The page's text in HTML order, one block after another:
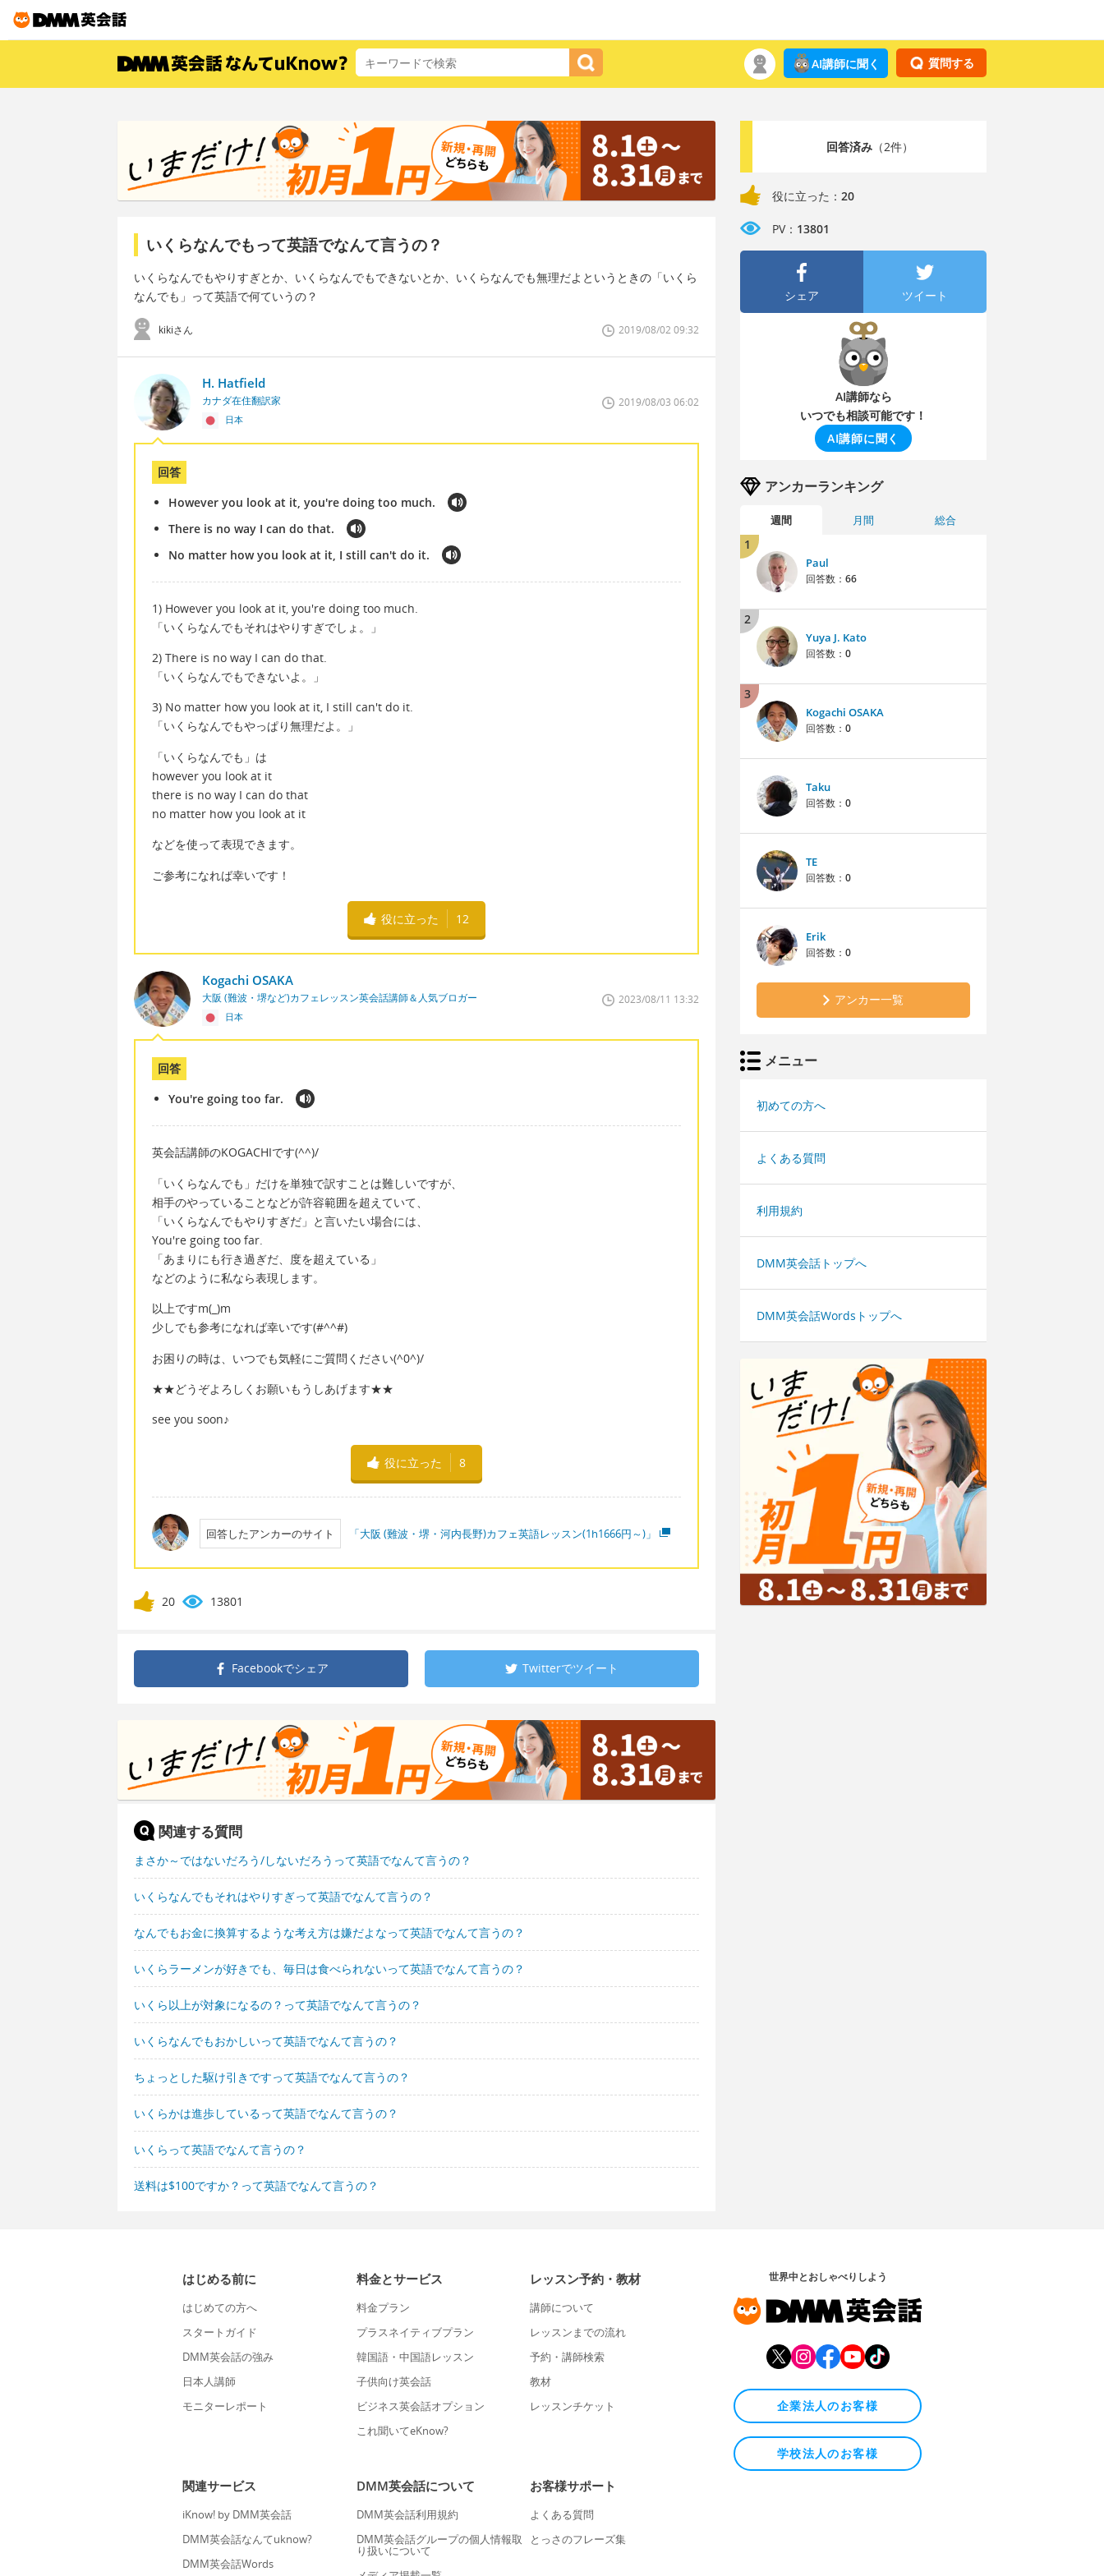
質問する
AI講師に聞く
いくらなんでもって英語でなんて言うの？
いくらなんでもやりすぎとか、いくらなんでもできないとか、いくらなんでも無理だよというときの「いくら
なんでも」って英語で何ていうの？
kikiさん 2019/08/02 09:32
H. Hatfield
カナダ在住翻訳家
日本
2019/08/03 06:02
回答
However you look at it, you're doing too much.
There is no way I can do that.
No matter how you look at it, I still can't do it.
1) However you look at it, you're doing too much.
「いくらなんでもそれはやりすぎでしょ。」
2) There is no way I can do that.
「いくらなんでもできないよ。」
3) No matter how you look at it, I still can't do it.
「いくらなんでもやっぱり無理だよ。」
「いくらなんでも」は
however you look at it
there is no way I can do that
no matter how you look at it
などを使って表現できます。
ご参考になれば幸いです！
役に立った 12
Kogachi OSAKA
大阪 (難波・堺など)カフェレッスン英会話講師＆人気ブロガー
日本
2023/08/11 13:32
回答
You're going too far.
英会話講師のKOGACHIです(^^)/
「いくらなんでも」だけを単独で訳すことは難しいですが、
相手のやっていることなどが許容範囲を超えていて、
「いくらなんでもやりすぎだ」と言いたい場合には、
You're going too far.
「あまりにも行き過ぎだ、度を超えている」
などのように私なら表現します。
以上ですm(_)m
少しでも参考になれば幸いです(#^^#)
お困りの時は、いつでも気軽にご質問ください(^0^)/
★★どうぞよろしくお願いもうしあげます★★
see you soon♪
役に立った 8
回答したアンカーのサイト 「大阪 (難波・堺・河内長野)カフェ英語レッスン(1h1666円～)」
20 13801
Facebookでシェア Twitterでツイート
関連する質問
まさか～ではないだろう/しないだろうって英語でなんて言うの？
いくらなんでもそれはやりすぎって英語でなんて言うの？
なんでもお金に換算するような考え方は嫌だよなって英語でなんて言うの？
いくらラーメンが好きでも、毎日は食べられないって英語でなんて言うの？
いくら以上が対象になるの？って英語でなんて言うの？
いくらなんでもおかしいって英語でなんて言うの？
ちょっとした駆け引きですって英語でなんて言うの？
いくらかは進歩しているって英語でなんて言うの？
いくらって英語でなんて言うの？
送料は$100ですか？って英語でなんて言うの？
回答済み（2件）
役に立った： 20
PV： 13801
シェア ツイート
AI講師なら
いつでも相談可能です！
AI講師に聞く
アンカーランキング
週間 月間 総合
1
Paul
回答数： 66
2
Yuya J. Kato
回答数： 0
3
Kogachi OSAKA
回答数： 0
Taku
回答数： 0
TE
回答数： 0
Erik
回答数： 0
アンカー一覧
メニュー
初めての方へ
よくある質問
利用規約
DMM英会話トップへ
DMM英会話Wordsトップへ
はじめる前に
はじめての方へ
スタートガイド
DMM英会話の強み
日本人講師
モニターレポート
料金とサービス
料金プラン
プラスネイティブプラン
韓国語・中国語レッスン
子供向け英会話
ビジネス英会話オプション
これ聞いてeKnow?
レッスン予約・教材
講師について
レッスンまでの流れ
予約・講師検索
教材
レッスンチケット
関連サービス
iKnow! by DMM英会話
DMM英会話なんてuknow?
DMM英会話Words
DMM英会話について
DMM英会話利用規約
DMM英会話グループの個人情報取
り扱いについて
お客様サポート
よくある質問
とっさのフレーズ集
世界中とおしゃべりしよう
企業法人のお客様
学校法人のお客様